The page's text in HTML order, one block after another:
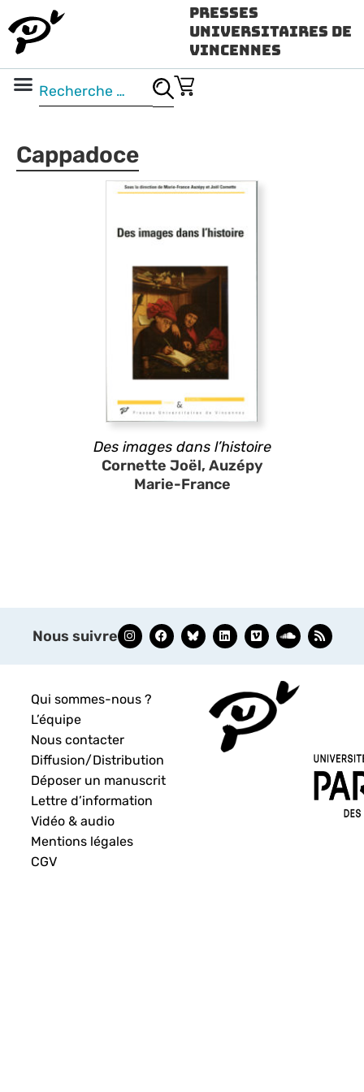
Presses
Universitaires de
Vincennes
Cappadoce
Des images dans l’histoire
Cornette Joël, Auzépy
Marie-France
Nous suivre
Qui sommes-nous ?
L’équipe
Nous contacter
Diffusion/Distribution
Déposer un manuscrit
Lettre d’information
Vidéo & audio
Mentions légales
CGV